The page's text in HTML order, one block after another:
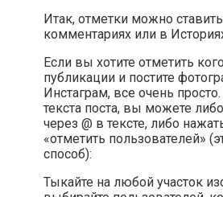
Итак, отметки можно
комментариях или в
Если вы хотите отметить
публикации и постите
Инстаграм, все очень
текста поста, вы можете
через @ в тексте, либо
«отметить пользователей»
способ):
Тыкайте на любой участок